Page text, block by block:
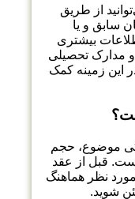
از طریق
سابق و یا
بیشتری
مدارک تحصیلی
این زمینه کمک
موضوع، حجم
قبل از عقد
مورد نظر هماهنگ
شوید.